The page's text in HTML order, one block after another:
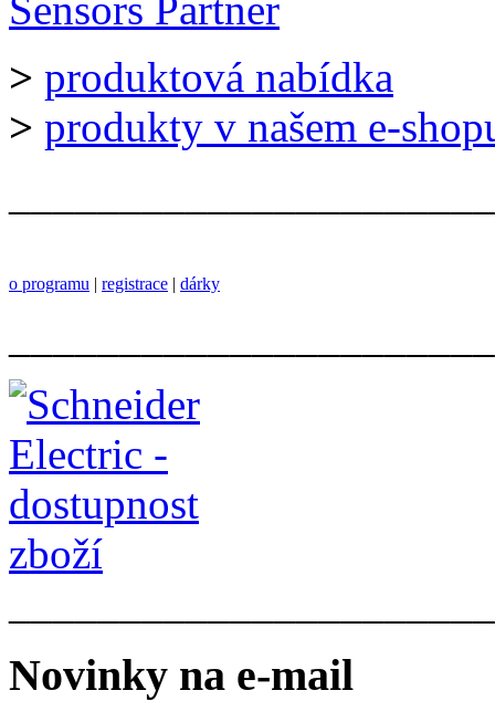
> produktová nabídka
> produkty v našem e-
o programu | registrace | dárky
Novinky na e-mail